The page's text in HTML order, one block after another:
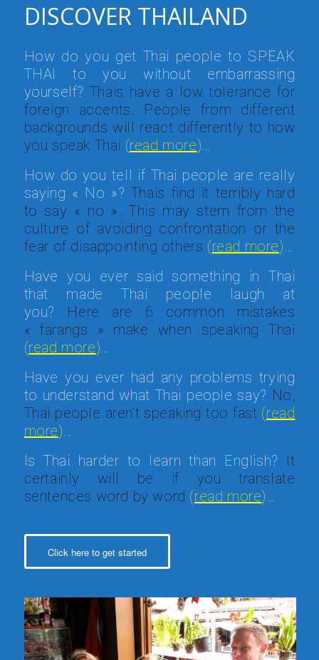
DISCOVER THAILAND
How do you get Thai people to SPEAK
THAI to you without embarrassing
yourself? Thais have a low tolerance for
foreign accents. People from different
backgrounds will react differently to how
you speak Thai (read more)…
How do you tell if Thai people are really
saying « No »? Thais find it terribly hard
to say « no ». This may stem from the
culture of avoiding confrontation or the
fear of disappointing others (read more)…
Have you ever said something in Thai
that made Thai people laugh at
you? Here are 6 common mistakes
« farangs » make when speaking Thai
(read more)…
Have you ever had any problems trying
to understand what Thai people say? No,
Thai people aren’t speaking too fast (read
more)…
Is Thai harder to learn than English? It
certainly will be if you translate
sentences word by word (read more)…
Click here to get started